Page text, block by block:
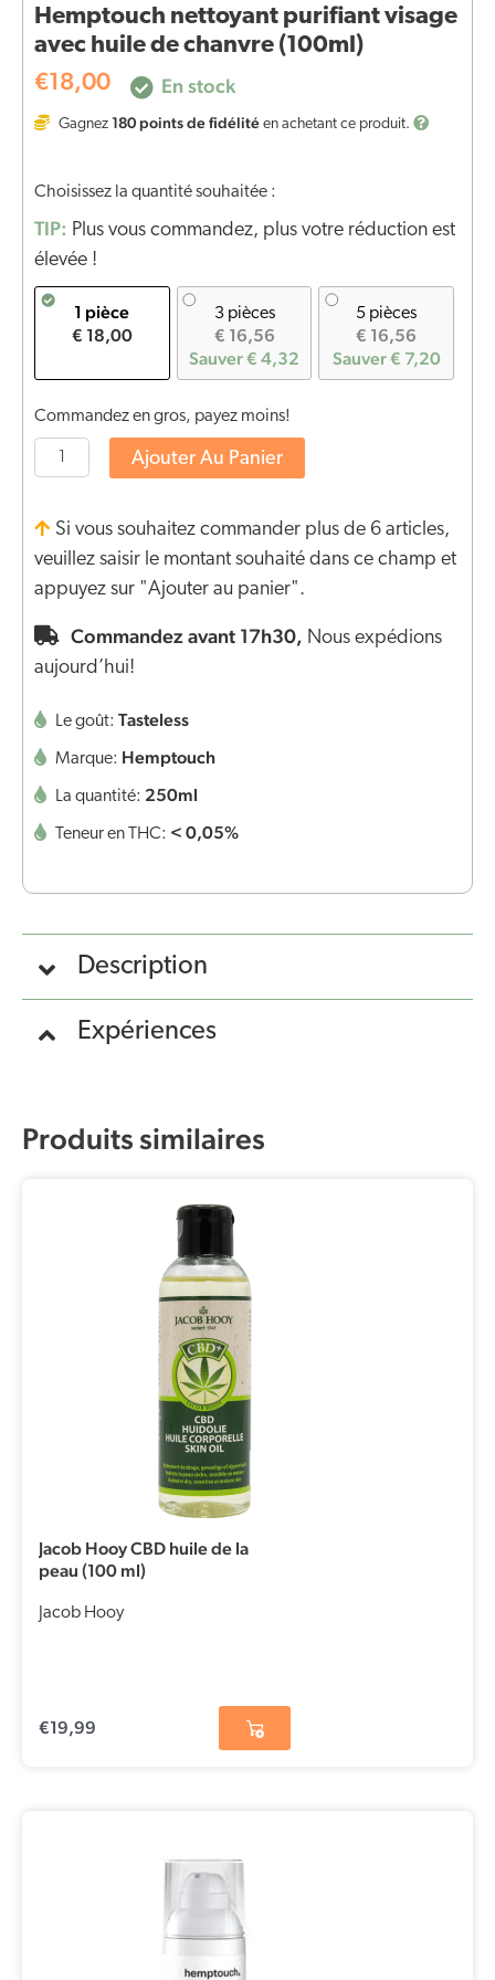
Hemptouch nettoyant purifiant visage
avec huile de chanvre (100ml)
€18,00 En stock
Gagnez 180points de fidélité en achetant ce produit.
Choisissez la quantité souhaitée :
TIP: Plus vous commandez, plus votre réduction est
élevée !
1 pièce
€ 18,00
3 pièces
€ 16,56
Sauver € 4,32
5 pièces
€ 16,56
Sauver € 7,20
Commandez en gros, payez moins!
Ajouter Au Panier
Si vous souhaitez commander plus de 6 articles,
veuillez saisir le montant souhaité dans ce champ et
appuyez sur "Ajouter au panier".
Commandez avant 17h30, Nous expédions
aujourd’hui!
Le goût: Tasteless
Marque: Hemptouch
La quantité: 250ml
Teneur en THC: < 0,05%
Description
Expériences
Produits similaires
Jacob Hooy CBD huile de la
peau (100 ml)
Jacob Hooy
€19,99